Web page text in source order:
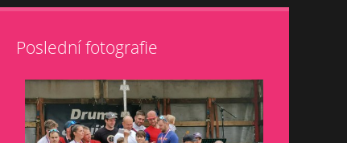
Poslední fotografie